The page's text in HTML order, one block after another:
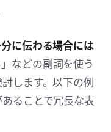
に伝わる場合には
などの副詞を使う
します。以下の例
ることで冗長な表